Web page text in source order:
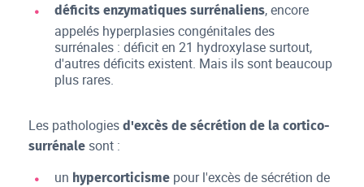
déficits enzymatiques surrénaliens, encore
appelés hyperplasies congénitales des
surrénales : déficit en 21 hydroxylase surtout,
d'autres déficits existent. Mais ils sont beaucoup
plus rares.
Les pathologiesd'excès de sécrétion de la cortico-
surrénale sont :
un hypercorticisme pour l'excès de sécrétion de